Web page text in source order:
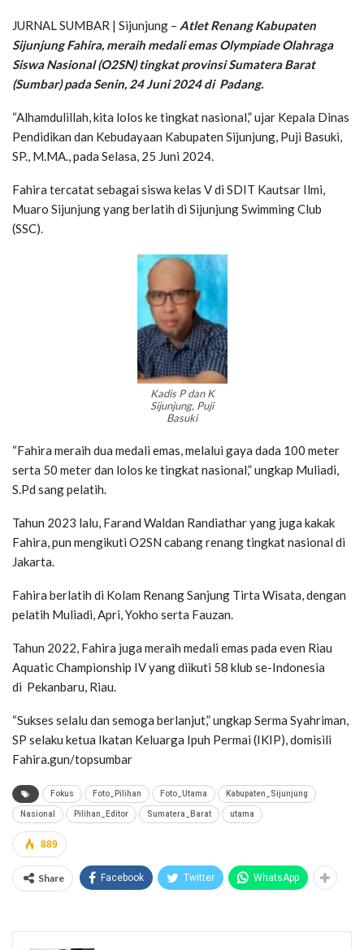
JURNAL SUMBAR | Sijunjung – Atlet Renang Kabupaten
Sijunjung Fahira, meraih medali emas Olympiade Olahraga
Siswa Nasional (O2SN) tingkat provinsi Sumatera Barat
(Sumbar) pada Senin, 24 Juni 2024 di Padang.
“Alhamdulillah, kita lolos ke tingkat nasional,” ujar Kepala Dinas
Pendidikan dan Kebudayaan Kabupaten Sijunjung, Puji Basuki,
SP., M.MA., pada Selasa, 25 Juni 2024.
Fahira tercatat sebagai siswa kelas V di SDIT Kautsar Ilmi,
Muaro Sijunjung yang berlatih di Sijunjung Swimming Club
(SSC).
Kadis P dan K
Sijunjung, Puji
Basuki
“Fahira meraih dua medali emas, melalui gaya dada 100 meter
serta 50 meter dan lolos ke tingkat nasional,” ungkap Muliadi,
S.Pd sang pelatih.
Tahun 2023 lalu, Farand Waldan Randiathar yang juga kakak
Fahira, pun mengikuti O2SN cabang renang tingkat nasional di
Jakarta.
Fahira berlatih di Kolam Renang Sanjung Tirta Wisata, dengan
pelatih Muliadi, Apri, Yokho serta Fauzan.
Tahun 2022, Fahira juga meraih medali emas pada even Riau
Aquatic Championship IV yang diikuti 58 klub se-Indonesia
di Pekanbaru, Riau.
“Sukses selalu dan semoga berlanjut,” ungkap Serma Syahriman,
SP selaku ketua Ikatan Keluarga Ipuh Permai (IKIP), domisili
Fahira.gun/topsumbar
Fokus Foto_Pilihan Foto_Utama Kabupaten_Sijunjung
Nasional Pilihan_Editor Sumatera_Barat utama
889
Share Facebook Twitter WhatsApp